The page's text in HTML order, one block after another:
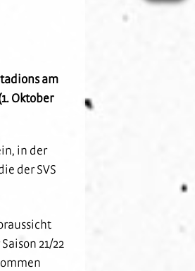
am
Oktober
in der
der SVS
21/22